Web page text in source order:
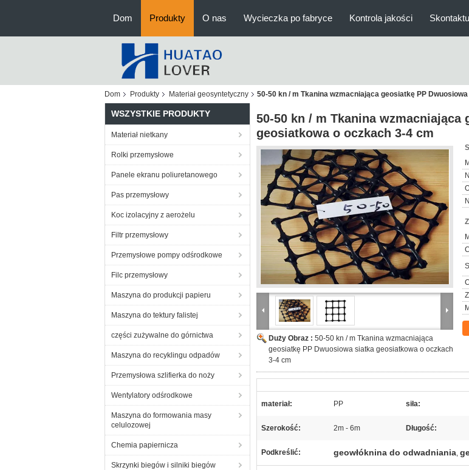
Dom Produkty O nas Wycieczka po fabryce Kontrola jakości
Dom Produkty Materiał geosyntetyczny 50-50 kn / m Tkanina wzmacniająca geosiatkę PP
WSZYSTKIE PRODUKTY
Materiał nietkany
Rolki przemysłowe
Panele ekranu poliuretanowego
Pas przemysłowy
Koc izolacyjny z aerożelu
Filtr przemysłowy
Przemysłowe pompy odśrodkowe
Filc przemysłowy
Maszyna do produkcji papieru
Maszyna do tektury falistej
części zużywalne do górnictwa
Maszyna do recyklingu odpadów
Przemysłowa szlifierka do noży
Wentylatory odśrodkowe
Maszyna do formowania masy
celulozowej
Chemia papiernicza
Skrzynki biegów i silniki biegów
50-50 kn / m Tkanina
geosiatkowa o oczkach 3-4 cm
Duży Obraz : 50-50 kn / m Tkanina wzmacniająca
geosiatkę PP Dwuosiowa siatka geosiatkowa o oczkach
3-4 cm
materiał: PP siła:
Szerokość: 2m - 6m Długość:
Podkreślić: geowłóknina do odwadniania,